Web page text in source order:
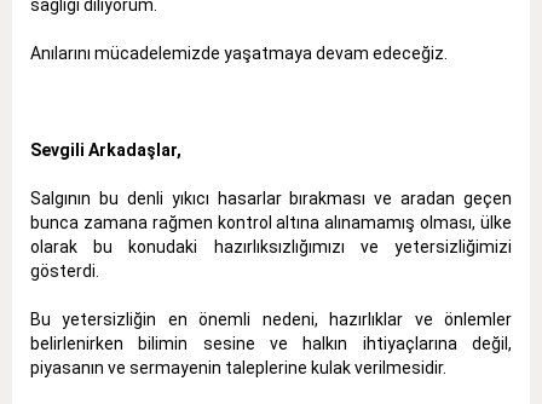
sağlığı diliyorum.
Anılarını mücadelemizde yaşatmaya devam edeceğiz.
Sevgili Arkadaşlar,
Salgının bu denli yıkıcı hasarlar bırakması ve aradan geçen
bunca zamana rağmen kontrol altına alınamamış olması, ülke
olarak bu konudaki hazırlıksızlığımızı ve yetersizliğimizi
gösterdi.
Bu yetersizliğin en önemli nedeni, hazırlıklar ve önlemler
belirlenirken bilimin sesine ve halkın ihtiyaçlarına değil,
piyasanın ve sermayenin taleplerine kulak verilmesidir.